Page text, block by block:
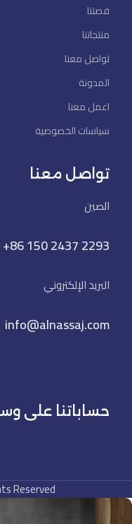
قصتنا
منتجاتنا
تواصل معنا
المدونة
اعمل معنا
سياسات الخصوصية
تواصل معنا
الصين
+86 150 2437 2293
البريد الإلكتروني
info@alnassaj.com
حساباتنا على
Reserved